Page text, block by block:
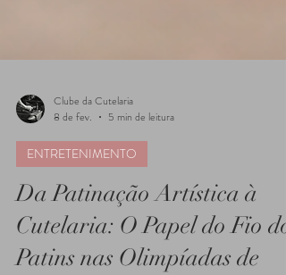
Clube da Cutelaria
8 de fev.
5 min de leitura
ENTRETENIMENTO
Da Patinação Artística à